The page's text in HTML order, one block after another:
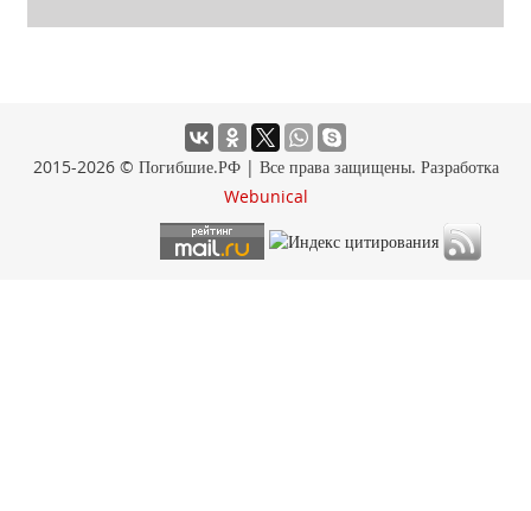
2015-2026 © Погибшие.РФ | Все права защищены. Разработка
Webunical